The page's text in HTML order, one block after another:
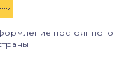
постоянного